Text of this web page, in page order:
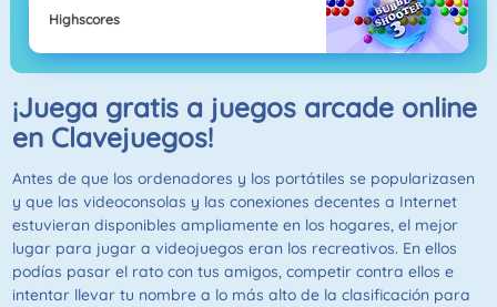
Highscores
¡Juega gratis a juegos arcade online
en Clavejuegos!
Antes de que los ordenadores y los portátiles se popularizasen
y que las videoconsolas y las conexiones decentes a Internet
estuvieran disponibles ampliamente en los hogares, el mejor
lugar para jugar a videojuegos eran los recreativos. En ellos
podías pasar el rato con tus amigos, competir contra ellos e
intentar llevar tu nombre a lo más alto de la clasificación para